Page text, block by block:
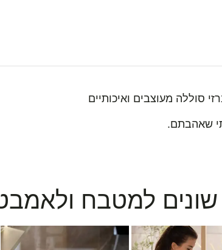
סוללה מעוצבים ואיכותיים
שאהבתם.
שונים למטבח